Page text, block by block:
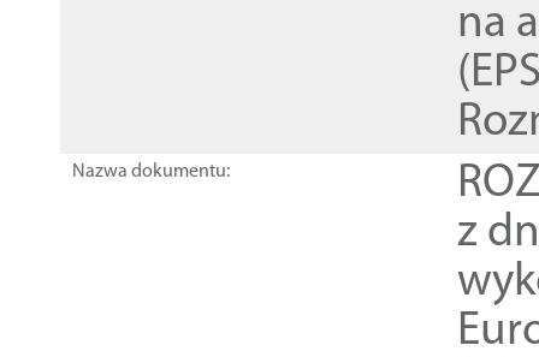
na
Nazwa dokumentu:
z